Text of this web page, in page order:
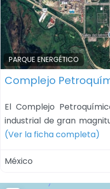
PARQUE ENERGÉTICO
Complejo
El Complejo
industrial de gran
(Ver la ficha completa)
México